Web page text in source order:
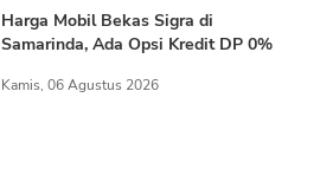
Harga Mobil Bekas Sigra di
Samarinda, Ada Opsi Kredit DP 0%
Kamis, 06 Agustus 2026